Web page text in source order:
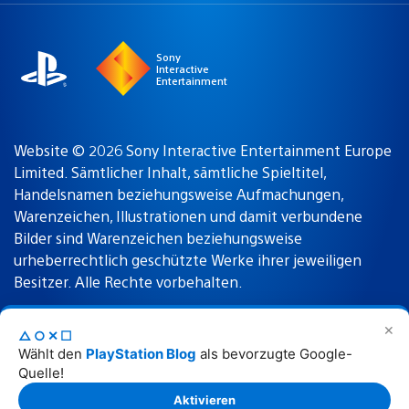
✕
△○✕☐
Wählt den PlayStation Blog als bevorzugte Google-
Quelle!
Aktivieren
Sony
Interactive
Entertainment
Website © 2026 Sony Interactive Entertainment Europe
Limited. Sämtlicher Inhalt, sämtliche Spieltitel,
Handelsnamen beziehungsweise Aufmachungen,
Warenzeichen, Illustrationen und damit verbundene
Bilder sind Warenzeichen beziehungsweise
urheberrechtlich geschützte Werke ihrer jeweiligen
Besitzer. Alle Rechte vorbehalten.
Nutzungsbedingungen Datenschutzrichtlinie
Rechtliche Hinweise